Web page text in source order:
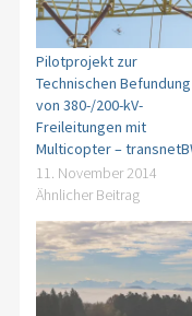
Pilotprojekt zur
Technischen Befundung
von 380-/200-kV-
Freileitungen mit
Multicopter –
11. November 2014
Ähnlicher Beitrag